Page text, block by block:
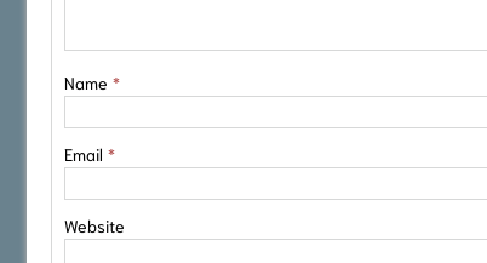
Name *
Email *
Website